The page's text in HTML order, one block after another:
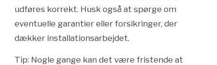
udføres korrekt. Husk også at spørge om
eventuelle garantier eller forsikringer, der
dækker installationsarbejdet.
Tip: Nogle gange kan det være fristende at